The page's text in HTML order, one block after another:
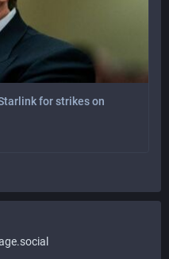
for strikes on